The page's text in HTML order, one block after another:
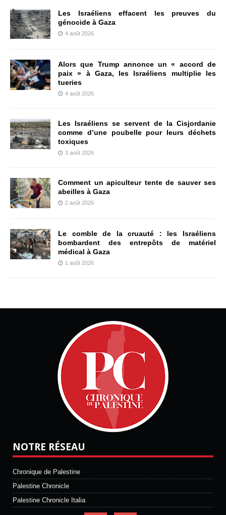
Les Israéliens effacent les preuves du
génocide à Gaza
4 août 2026
Alors que Trump annonce un « accord de
paix » à Gaza, les Israéliens multiplie les
tueries
4 août 2026
Les Israéliens se servent de la Cisjordanie
comme d’une poubelle pour leurs déchets
toxiques
3 août 2026
Comment un apiculteur tente de sauver ses
abeilles à Gaza
2 août 2026
Le comble de la cruauté : les Israéliens
bombardent des entrepôts de matériel
médical à Gaza
1 août 2026
NOTRE RÉSEAU
Chronique de Palestine
Palestine Chronicle
Palestine Chronicle Italia